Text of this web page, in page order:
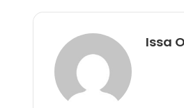
Issa